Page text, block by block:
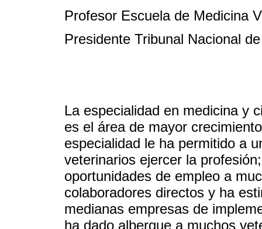
Profesor Escuela de Medicina
Presidente Tribunal Nacional
La especialidad en medicina y
es el área de mayor
especialidad le ha permitido a
veterinarios ejercer la
oportunidades de empleo a
colaboradores directos y ha
medianas empresas de
ha dado albergue a muchos